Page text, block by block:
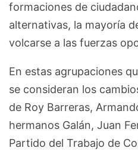
formaciones de
alternativas, la mayoría
volcarse a las fuerzas
En estas agrupaciones
se consideran los
de Roy Barreras,
hermanos Galán, Juan
Partido del Trabajo de